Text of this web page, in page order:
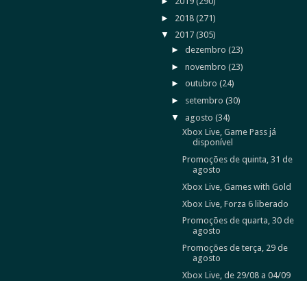
► 2018 (271)
▼ 2017 (305)
►dezembro(23)
►novembro(23)
►outubro(24)
► setembro(30)
▼ agosto(34)
Xbox Live, Game Pass já
disponível
Promoções de quinta, 31 de
agosto
Xbox Live, Games with Gold
Xbox Live, Forza 6 liberado
Promoções de quarta, 30 de
agosto
Promoções de terça, 29 de
agosto
Xbox Live, de 29/08 a 04/09